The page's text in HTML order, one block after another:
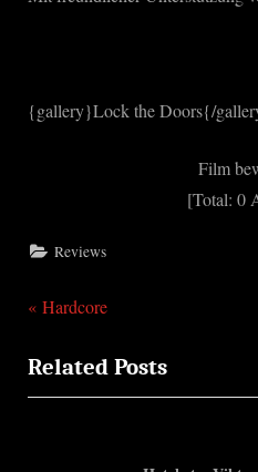
{gallery}Lock the Doors{/
Film
[Total: 0
Reviews
P
e
v
Hardcore
Related Posts